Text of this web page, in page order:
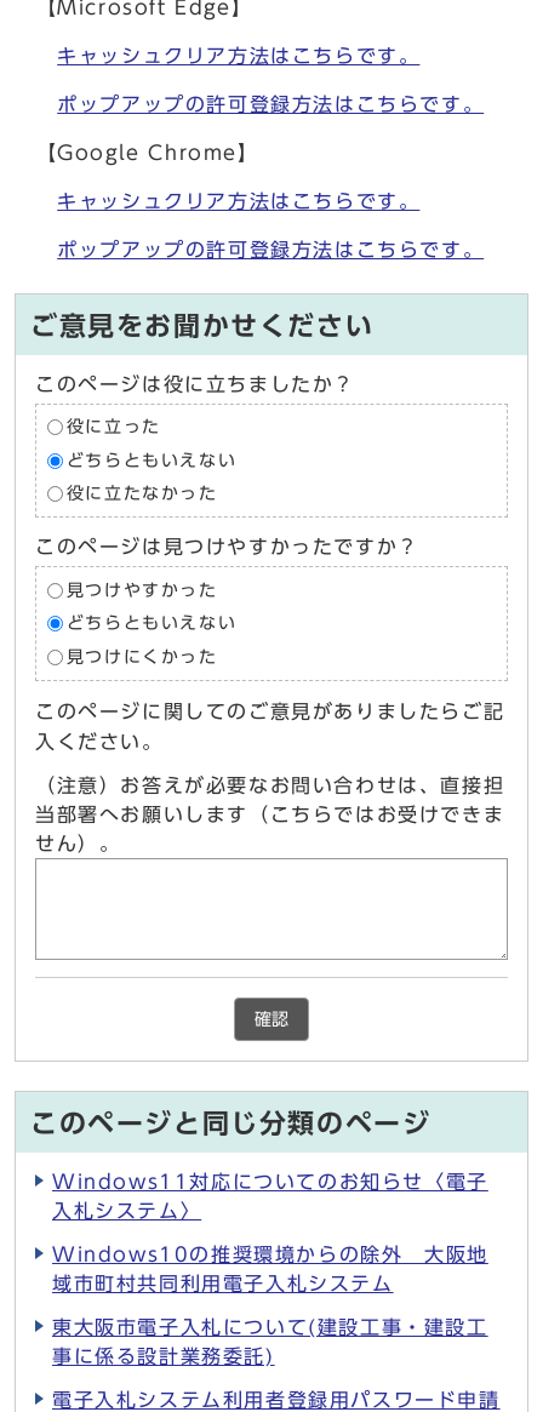
【Microsoft Edge】
キャッシュクリア方法はこちらです。
ポップアップの許可登録方法はこちらです。
【Google Chrome】
キャッシュクリア方法はこちらです。
ポップアップの許可登録方法はこちらです。
ご意見をお聞かせください
このページは役に立ちましたか？
役に立った
どちらともいえない
役に立たなかった
このページは見つけやすかったですか？
見つけやすかった
どちらともいえない
見つけにくかった
このページに関してのご意見がありましたらご記
入ください。
（注意）お答えが必要なお問い合わせは、直接担
当部署へお願いします（こちらではお受けできま
せん）。
確認
このページと同じ分類のページ
Windows11対応についてのお知らせ〈電子
入札システム〉
Windows10の推奨環境からの除外 大阪地
域市町村共同利用電子入札システム
東大阪市電子入札について(建設工事・建設工
事に係る設計業務委託)
電子入札システム利用者登録用パスワード申請